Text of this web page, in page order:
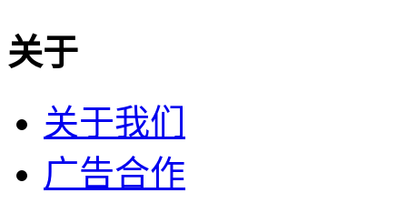
关于
关于我们
广告合作